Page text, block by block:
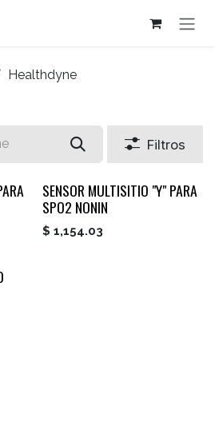
Healthdyne
Filtros
SENSOR MULTISITIO "Y" PARA
SPO2 NONIN
$ 1,154.03